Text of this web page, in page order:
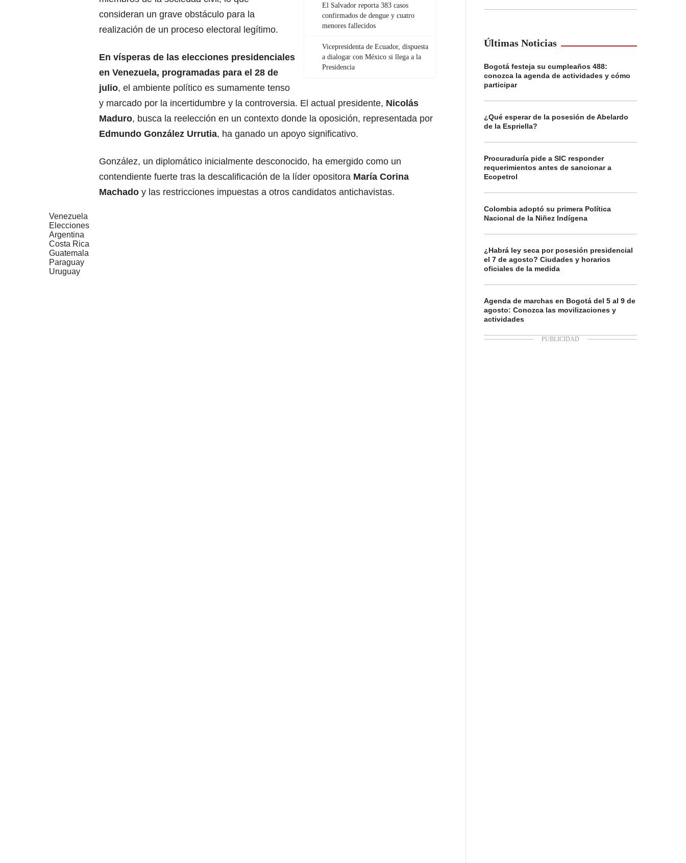
El Salvador reporta 383 casos
confirmados de dengue y cuatro
menores fallecidos
Vicepresidenta de Ecuador, dispuesta
a dialogar con México si llega a la
Presidencia
consideran un grave obstáculo para la
realización de un proceso electoral legítimo.
En vísperas de las elecciones presidenciales
en Venezuela, programadas para el 28 de
julio, el ambiente político es sumamente tenso
y marcado por la incertidumbre y la controversia. El actual presidente, Nicolás
Maduro, busca la reelección en un contexto donde la oposición, representada por
Edmundo González Urrutia, ha ganado un apoyo significativo.
González, un diplomático inicialmente desconocido, ha emergido como un
contendiente fuerte tras la descalificación de la líder opositora María Corina
Machado y las restricciones impuestas a otros candidatos antichavistas.
Venezuela
Elecciones
Argentina
Costa Rica
Guatemala
Paraguay
Uruguay
Últimas Noticias
Bogotá festeja su cumpleaños 488:
conozca la agenda de actividades y cómo
participar
¿Qué esperar de la posesión de Abelardo
de la Espriella?
Procuraduría pide a SIC responder
requerimientos antes de sancionar a
Ecopetrol
Colombia adoptó su primera Política
Nacional de la Niñez Indígena
¿Habrá ley seca por posesión presidencial
el 7 de agosto? Ciudades y horarios
oficiales de la medida
Agenda de marchas en Bogotá del 5 al 9 de
agosto: Conozca las movilizaciones y
actividades